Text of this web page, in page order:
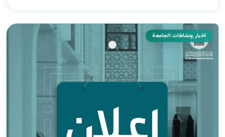
اخبار ونشاطات الجامعة